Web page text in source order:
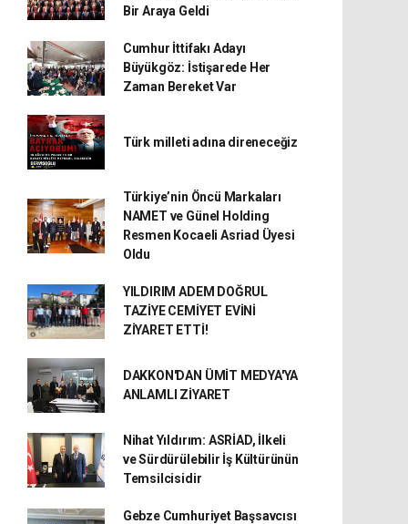
Bir Araya Geldi
Cumhur İttifakı Adayı
Büyükgöz: İstişarede Her
Zaman Bereket Var
Türk milleti adına direneceğiz
Türkiye’nin Öncü Markaları
NAMET ve Günel Holding
Resmen Kocaeli Asriad Üyesi
Oldu
YILDIRIM ADEM DOĞRUL
TAZİYE CEMİYET EVİNİ
ZİYARET ETTİ!
DAKKON'DAN ÜMİT MEDYA'YA
ANLAMLI ZİYARET
Nihat Yıldırım: ASRİAD, İlkeli
ve Sürdürülebilir İş Kültürünün
Temsilcisidir
Gebze Cumhuriyet Başsavcısı